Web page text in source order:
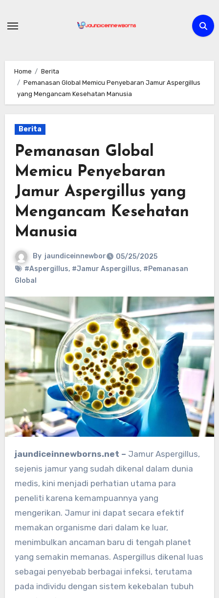
Home
Berita
Pemanasan Global Memicu Penyebaran Jamur Aspergillus
yang Mengancam Kesehatan Manusia
Berita
Pemanasan Global
Memicu Penyebaran
Jamur Aspergillus yang
Mengancam Kesehatan
Manusia
By jaundiceinnewbor
05/25/2025
#Aspergillus, #Jamur Aspergillus, #Pemanasan
Global
jaundiceinnewborns.net – Jamur Aspergillus,
sejenis jamur yang sudah dikenal dalam dunia
medis, kini menjadi perhatian utama para
peneliti karena kemampuannya yang
mengerikan. Jamur ini dapat secara efektif
memakan organisme dari dalam ke luar,
menimbulkan ancaman baru di tengah planet
yang semakin memanas. Aspergillus dikenal luas
sebagai penyebab berbagai infeksi, terutama
pada individu dengan sistem kekebalan tubuh